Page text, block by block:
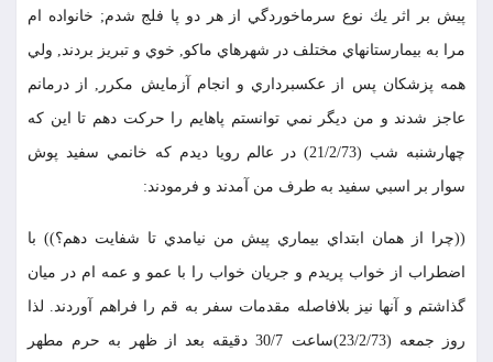
پيش بر اثر يك نوع سرماخوردگي از هر دو پا فلج شدم; خانواده ام
مرا به بيمارستانهاي مختلف در شهرهاي ماكو, خوي و تبريز بردند, ولي
همه پزشكان پس از عكسبرداري و انجام آزمايش مكرر, از درمانم
عاجز شدند و من ديگر نمي توانستم پاهايم را حركت دهم تا اين كه
چهارشنبه شب (21/2/73) در عالم رويا ديدم كه خانمي سفيد پوش
سوار بر اسبي سفيد به طرف من آمدند و فرمودند:
((چرا از همان ابتداي بيماري پيش من نيامدي تا شفايت دهم؟)) با
اضطراب از خواب پريدم و جريان خواب را با عمو و عمه ام در ميان
گذاشتم و آنها نيز بلافاصله مقدمات سفر به قم را فراهم آوردند. لذا
روز جمعه (23/2/73)ساعت 30/7 دقيقه بعد از ظهر به حرم مطهر